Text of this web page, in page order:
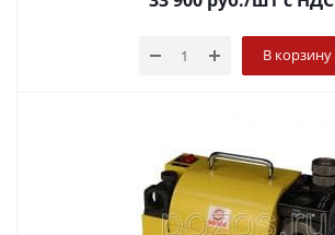
В корзину